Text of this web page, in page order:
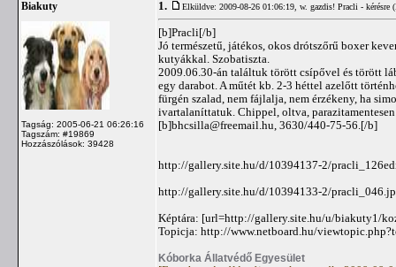
Biakuty
Tagság: 2005-06-21 06:26:16
Tagszám: #19869
Hozzászólások: 39428
1. Elküldve: 2009-08-26 01:06:19, w. gazdis! Pracli - kérésre
[b]Pracli[/b]
Jó természetű, játékos, okos drótszőrű boxer
kutyákkal. Szobatiszta.
2009.06.30-án találtuk törött csípővel és törött
egy darabot. A műtét kb. 2-3 héttel azelőtt
fürgén szalad, nem fájlalja, nem érzékeny, ha
ivartalaníttatuk. Chippel, oltva,
[b]bhcsilla@freemail.hu , 3630/440-75-56.[/b]
http://gallery.site.hu/d/10394137-2/
http://gallery.site.hu/d/10394133-2/
Képtára: [url=http://gallery.site.hu/u/biakuty1/
Topicja: http://www.netboard.hu/
Kóborka Állatvédő Egyesület